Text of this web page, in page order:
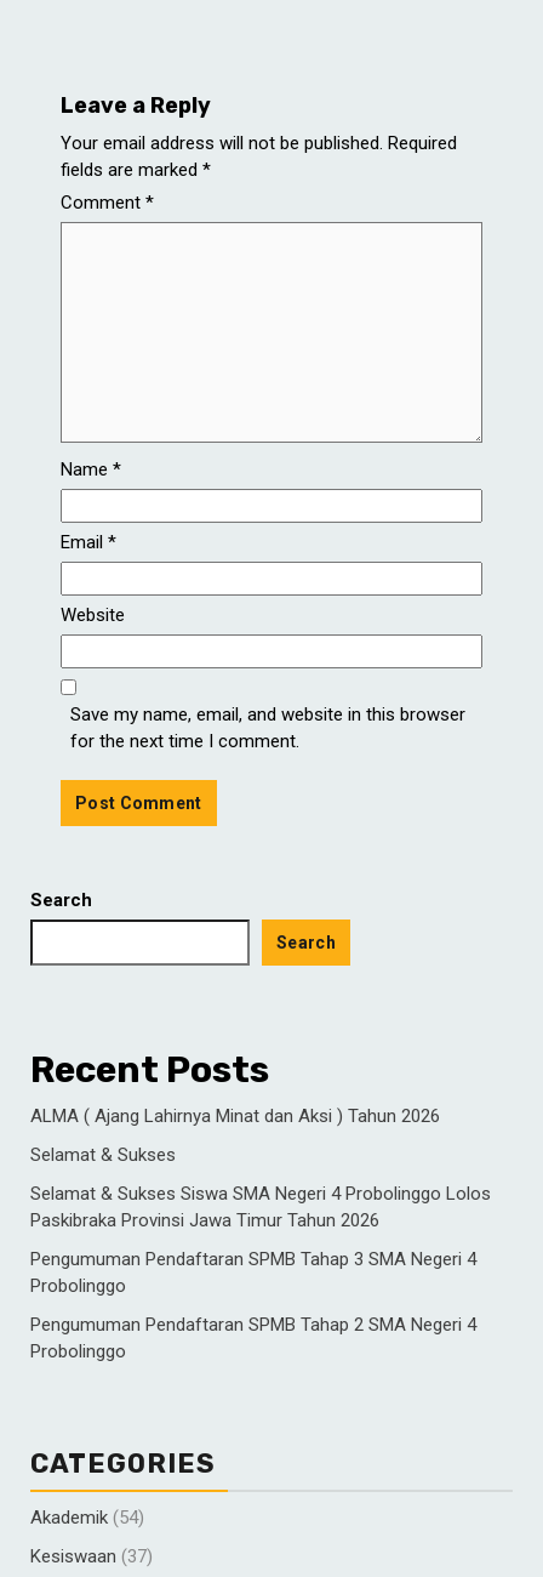
Leave a Reply
Your email address will not be published. Required
fields are marked *
Comment *
Name *
Email *
Website
Save my name, email, and website in this browser
for the next time I comment.
Search
Search
Recent Posts
ALMA ( Ajang Lahirnya Minat dan Aksi ) Tahun 2026
Selamat & Sukses
Selamat & Sukses Siswa SMA Negeri 4 Probolinggo Lolos
Paskibraka Provinsi Jawa Timur Tahun 2026
Pengumuman Pendaftaran SPMB Tahap 3 SMA Negeri 4
Probolinggo
Pengumuman Pendaftaran SPMB Tahap 2 SMA Negeri 4
Probolinggo
CATEGORIES
Akademik (54)
Kesiswaan (37)